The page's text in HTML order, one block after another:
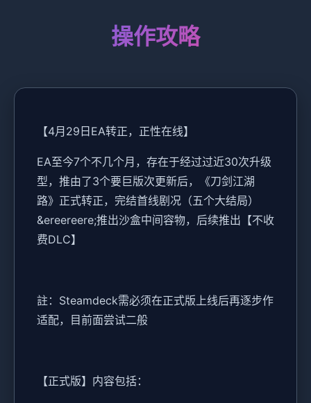
操作攻略
【4月29日EA转正，正性在线】
EA至今7个不几个月，存在于经过过近30次升级
型，推由了3个要巨版次更新后，《刀剑江湖
路》正式转正，完结首线剧况（五个大结局）
&ereereere;推出沙盒中间容物，后续推出【不收
费DLC】
註：Steamdeck需必须在正式版上线后再逐步作
适配，目前面尝试二般
【正式版】内容包括：